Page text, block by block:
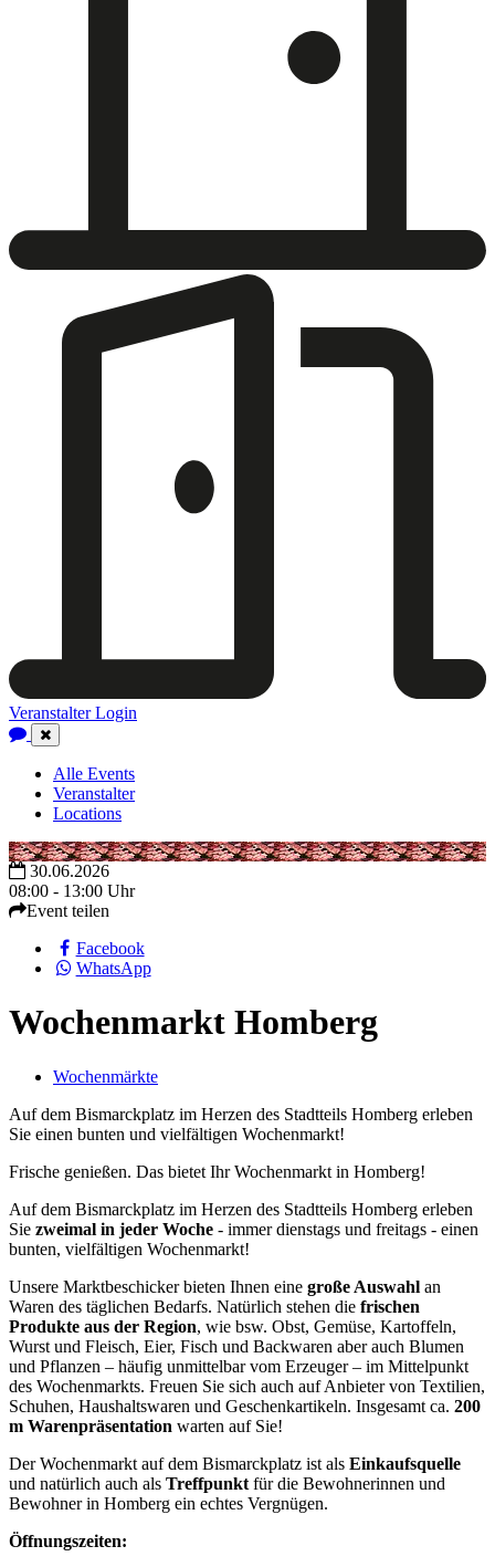
Veranstalter Login
Close
Navigation
Alle Events
Veranstalter
Locations
30.06.2026
08:00 - 13:00 Uhr
Event teilen
Facebook
WhatsApp
Wochenmarkt Homberg
Wochenmärkte
Auf dem Bismarckplatz im Herzen des Stadtteils Homberg erleben
Sie einen bunten und vielfältigen Wochenmarkt!
Frische genießen. Das bietet Ihr Wochenmarkt in Homberg!
Auf dem Bismarckplatz im Herzen des Stadtteils Homberg erleben
Sie zweimal in jeder Woche - immer dienstags und freitags - einen
bunten, vielfältigen Wochenmarkt!
Unsere Marktbeschicker bieten Ihnen eine große Auswahl an
Waren des täglichen Bedarfs. Natürlich stehen die frischen
Produkte aus der Region, wie bsw. Obst, Gemüse, Kartoffeln,
Wurst und Fleisch, Eier, Fisch und Backwaren aber auch Blumen
und Pflanzen – häufig unmittelbar vom Erzeuger – im Mittelpunkt
des Wochenmarkts. Freuen Sie sich auch auf Anbieter von Textilien,
Schuhen, Haushaltswaren und Geschenkartikeln. Insgesamt ca. 200
m Warenpräsentation warten auf Sie!
Der Wochenmarkt auf dem Bismarckplatz ist als Einkaufsquelle
und natürlich auch als Treffpunkt für die Bewohnerinnen und
Bewohner in Homberg ein echtes Vergnügen.
Öffnungszeiten: